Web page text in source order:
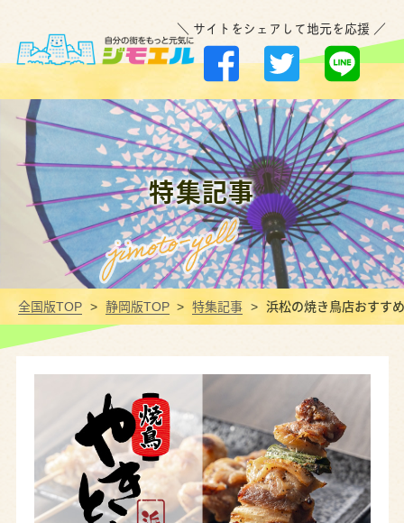
＼ サイトをシェアして地元を応援 ／
特集記事
全国版TOP 静岡版TOP 特集記事 浜松の焼き鳥店おすす